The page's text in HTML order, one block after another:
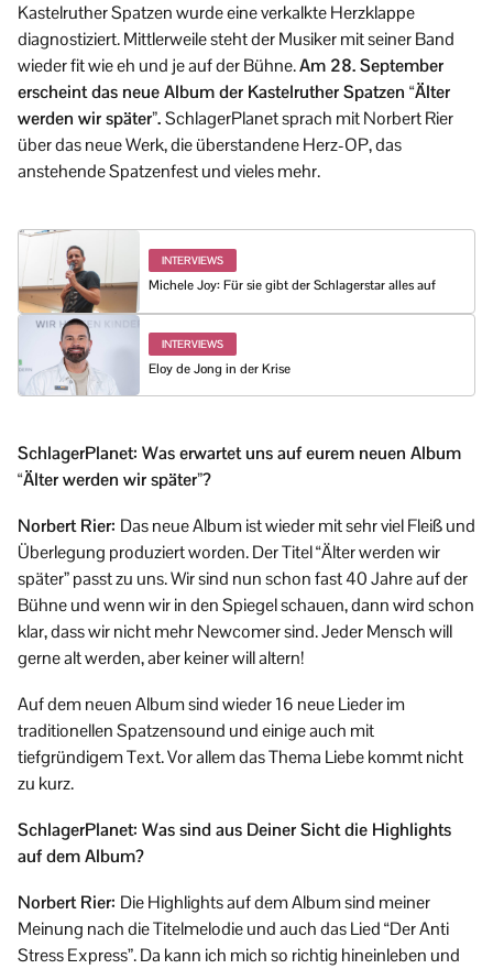
Kastelruther Spatzen wurde eine verkalkte Herzklappe
diagnostiziert. Mittlerweile steht der Musiker mit seiner Band
wieder fit wie eh und je auf der Bühne.Am 28. September
erscheint das neue Album der Kastelruther Spatzen “Älter
werden wir später”.SchlagerPlanet sprach mit Norbert Rier
über das neue Werk, die überstandene Herz-OP, das
anstehende Spatzenfest und vieles mehr.
INTERVIEWS
Michele Joy: Für sie gibt der Schlagerstar alles auf
INTERVIEWS
Eloy de Jong in der Krise
SchlagerPlanet: Was erwartet uns auf eurem neuen Album
“Älter werden wir später”?
Norbert Rier: Das neue Album ist wieder mit sehr viel Fleiß und
Überlegung produziert worden. Der Titel “Älter werden wir
später” passt zu uns. Wir sind nun schon fast 40 Jahre auf der
Bühne und wenn wir in den Spiegel schauen, dann wird schon
klar, dass wir nicht mehr Newcomer sind. Jeder Mensch will
gerne alt werden, aber keiner will altern!
Auf dem neuen Album sind wieder 16 neue Lieder im
traditionellen Spatzensound und einige auch mit
tiefgründigem Text. Vor allem das Thema Liebe kommt nicht
zu kurz.
SchlagerPlanet: Was sind aus Deiner Sicht die Highlights
auf dem Album?
Norbert Rier: Die Highlights auf dem Album sind meiner
Meinung nach die Titelmelodie und auch das Lied “Der Anti
Stress Express”. Da kann ich mich so richtig hineinleben und